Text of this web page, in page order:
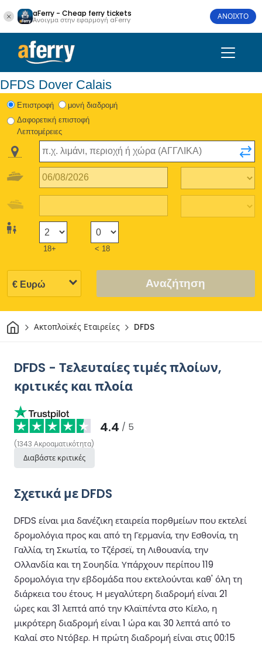
aFerry - Cheap ferry tickets
Άνοιγμα στην εφαρμογή aFerry ΑΝΟΙΧΤΟ
DFDS Dover Calais
Eπιστροφή
μονή διαδρομή
Δαφορετική επιστοφή
Λεπτομέρειες
18+ < 18
Αναζήτηση
ΣπίτιΑκτοπλοϊκές Εταιρείες DFDS
DFDS - Τελευταίες τιμές πλοίων,
κριτικές και πλοία
4.4 / 5
(1343 Ακροαματικότητα)
Διαβάστε κριτικές
Σχετικά με DFDS
DFDS είναι μια δανέζικη εταιρεία πορθμείων που εκτελεί
δρομολόγια προς και από τη Γερμανία, την Εσθονία, τη
Γαλλία, τη Σκωτία, το Τζέρσεϊ, τη Λιθουανία, την
Ολλανδία και τη Σουηδία. Υπάρχουν περίπου 119
δρομολόγια την εβδομάδα που εκτελούνται καθ' όλη τη
διάρκεια του έτους. Η μεγαλύτερη διαδρομή είναι 21
ώρες και 31 λεπτά από την Κλαϊπέντα στο Κίελο, η
μικρότερη διαδρομή είναι 1 ώρα και 30 λεπτά από το
Καλαί στο Ντόβερ. Η πρώτη διαδρομή είναι στις 00:15